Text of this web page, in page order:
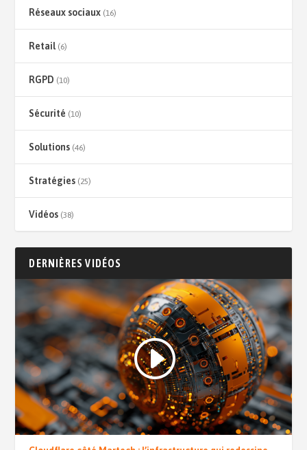
Réseaux sociaux (16)
Retail(6)
RGPD (10)
Sécurité (10)
Solutions (46)
Stratégies (25)
Vidéos (38)
DERNIÈRES VIDÉOS